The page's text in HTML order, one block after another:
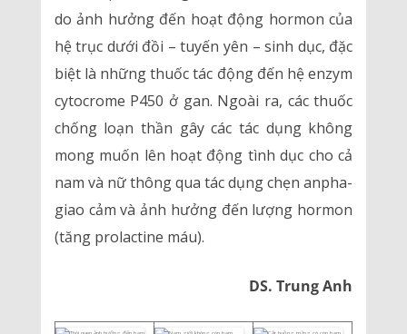
do ảnh hưởng đến hoạt động hormon của
hệ trục dưới đồi – tuyến yên – sinh dục, đặc
biệt là những thuốc tác động đến hệ enzym
cytocrome P450 ở gan. Ngoài ra, các thuốc
chống loạn thần gây các tác dụng không
mong muốn lên hoạt động tình dục cho cả
nam và nữ thông qua tác dụng chẹn anpha-
giao cảm và ảnh hưởng đến lượng hormon
(tăng prolactine máu).
DS. Trung Anh